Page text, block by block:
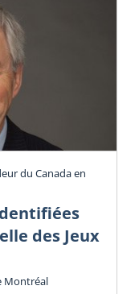
du Canada en
des Jeux
Montréal